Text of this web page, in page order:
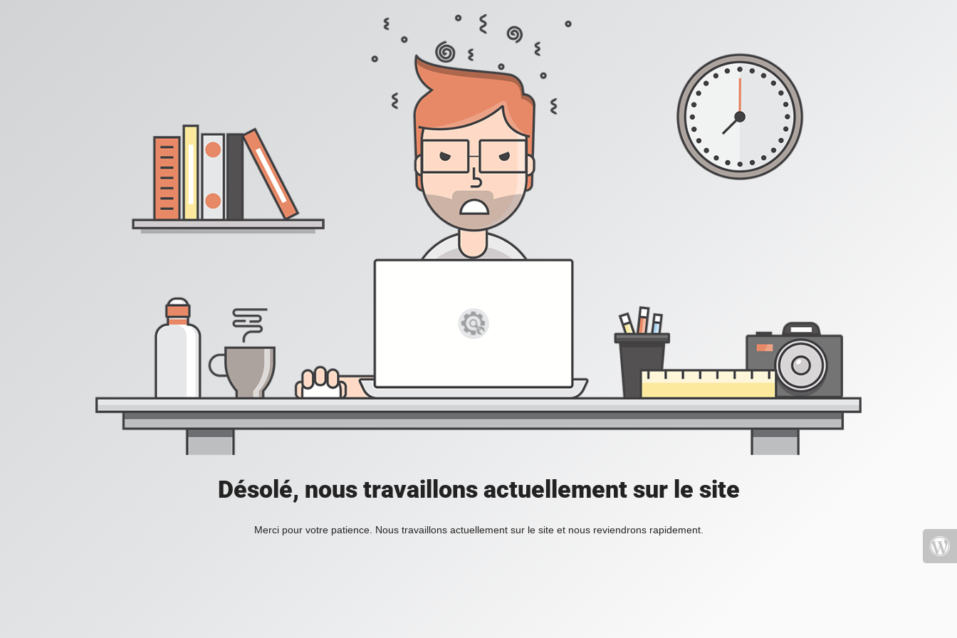
Désolé, nous travaillons actuellement sur le site
Merci pour votre patience. Nous travaillons actuellement sur le site et nous reviendrons rapidement.